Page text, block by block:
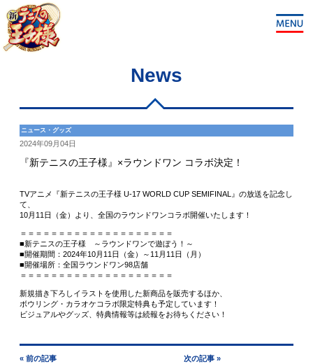
News
ニュース・グッズ
2024年09月04日
『新テニスの王子様』×ラウンドワン コラボ決定！
TVアニメ『新テニスの王子様 U-17 WORLD CUP SEMIFINAL』の放送を記念し
て、
10月11日（金）より、全国のラウンドワンコラボ開催いたします！
＝＝＝＝＝＝＝＝＝＝＝＝＝＝＝＝＝＝＝＝
■新テニスの王子様 ～ラウンドワンで遊ぼう！～
■開催期間：2024年10月11日（金）～11月11日（月）
■開催場所：全国ラウンドワン98店舗
＝＝＝＝＝＝＝＝＝＝＝＝＝＝＝＝＝＝＝＝
新規描き下ろしイラストを使用した新商品を販売するほか、
ボウリング・カラオケコラボ限定特典も予定しています！
ビジュアルやグッズ、特典情報等は続報をお待ちください！
« 前の記事
次の記事 »